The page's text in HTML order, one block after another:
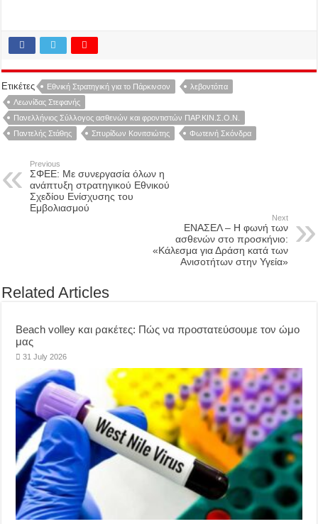
Ετικέτες Εθνική Στρατηγική για το Πάρκινσον
λεβοντόπα
Λεωνίδας Στεφανής
Πανελλήνιος Σύλλογος ασθενών και φροντιστών ΠΑΡ.ΚΙΝ.Σ.Ο.Ν.
Παντελής Στάθης
Σπυρίδων Κονιτσιώτης Φωτεινή Σκόνδρα
Previous
ΣΦΕΕ: Με συνεργασία όλων η
ανάπτυξη στρατηγικού Εθνικού
Σχεδίου Ενίσχυσης του
Εμβολιασμού
Next
ΕΝΑΣΕΛ – Η φωνή των
ασθενών στο προσκήνιο:
«Κάλεσμα για Δράση κατά των
Ανισοτήτων στην Υγεία»
Related Articles
Beach volley και ρακέτες: Πώς να προστατεύσουμε τον ώμο
μας
31 July 2026